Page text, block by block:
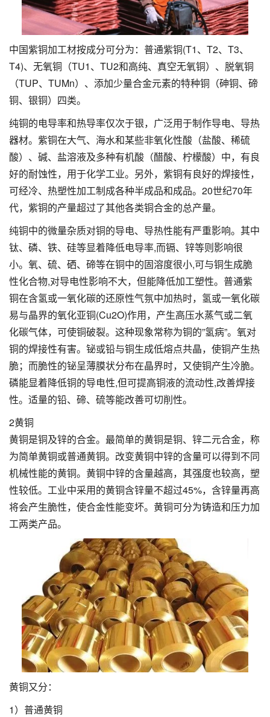
中国紫铜加工材按成分可分为：普通紫铜(T1、T2、T3、
T4)、无氧铜（TU1、TU2和高纯、真空无氧铜）、脱氧铜
（TUP、TUMn）、添加少量合金元素的特种铜（砷铜、碲
铜、银铜）四类。
纯铜的电导率和热导率仅次于银，广泛用于制作导电、导热
器材。紫铜在大气、海水和某些非氧化性酸（盐酸、稀硫
酸）、碱、盐溶液及多种有机酸（醋酸、柠檬酸）中，有良
好的耐蚀性，用于化学工业。另外，紫铜有良好的焊接性，
可经冷、热塑性加工制成各种半成品和成品。20世纪70年
代，紫铜的产量超过了其他各类铜合金的总产量。
纯铜中的微量杂质对铜的导电、导热性能有严重影响。其中
钛、磷、铁、硅等显着降低电导率,而镉、锌等则影响很
小。氧、硫、硒、碲等在铜中的固溶度很小,可与铜生成脆
性化合物,对导电性影响不大，但能降低加工塑性。普通紫
铜在含氢或一氧化碳的还原性气氛中加热时，氢或一氧化碳
易与晶界的氧化亚铜(Cu2O)作用，产生高压水蒸气或二氧
化碳气体，可使铜破裂。这种现象常称为铜的”氢病”。氧对
铜的焊接性有害。铋或铅与铜生成低熔点共晶，使铜产生热
脆；而脆性的铋呈薄膜状分布在晶界时，又使铜产生冷脆。
磷能显着降低铜的导电性,但可提高铜液的流动性,改善焊接
性。适量的铅、碲、硫等能改善可切削性。
2黄铜
黄铜是铜及锌的合金。最简单的黄铜是铜、锌二元合金，称
为简单黄铜或普通黄铜。改变黄铜中锌的含量可以得到不同
机械性能的黄铜。黄铜中锌的含量越高，其强度也较高，塑
性较低。工业中采用的黄铜含锌量不超过45%，含锌量再高
将会产生脆性，使合金性能变坏。黄铜可分为铸造和压力加
工两类产品。
黄铜又分：
1）普通黄铜